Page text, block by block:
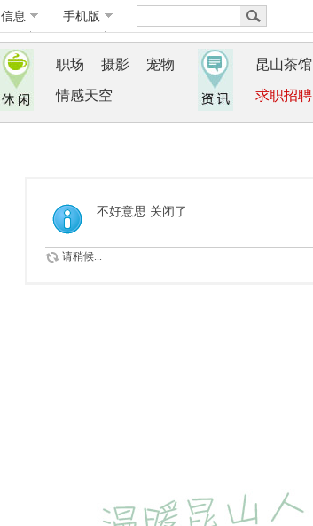
信息 手机版
职场 摄影 宠物
情感天空
昆山茶馆
求职招聘
不好意思 关闭了
请稍候...